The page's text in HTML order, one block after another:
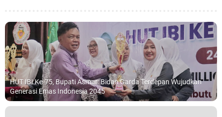
HUT IBI Ke-75, Bupati Asmar: Bidan Garda Terdepan Wujudkan
Generasi Emas Indonesia 2045